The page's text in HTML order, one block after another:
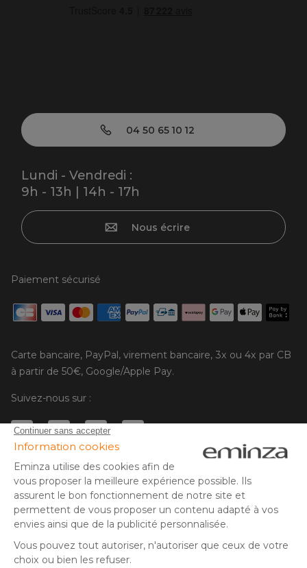
04 50 65 10 12
Lundi - Vendredi :
9h - 13h | 14h - 17h
Nous écrire
Paiement sécurisé
Carte bancaire, PayPal, virement bancaire, 3x ou 4x par CB
à partir de 50€, Google/Apple Pay.
Suivez-nous sur :
© Copyright 2025 Eminza | Tous droits réservés |
ESPAÑA
ITALIE
DEUTSCHLAND
NEDERLAND
FRA
* Vous disposez de 30 jours (à compter de la réception ou du
retrait de votre colis) pour effectuer un retour de produits et
vous faire rembourser. Hors colis volumineux